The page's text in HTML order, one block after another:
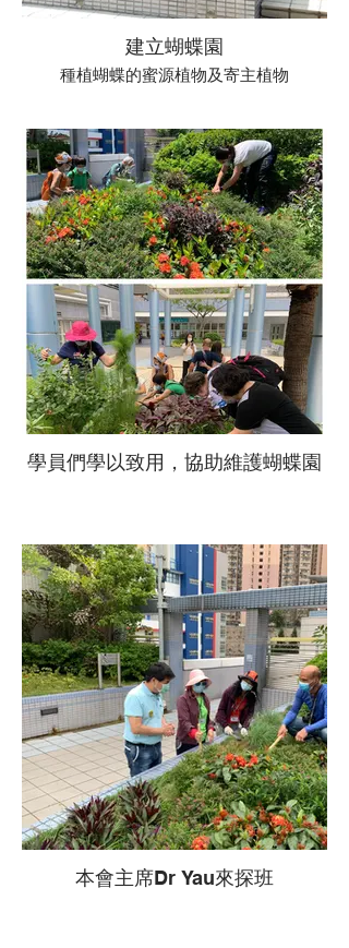
建立蝴蝶園
種植蝴蝶的蜜源植物及寄主植物
學員們學以致用，協助維護蝴蝶園
本會主席Dr Yau來探班